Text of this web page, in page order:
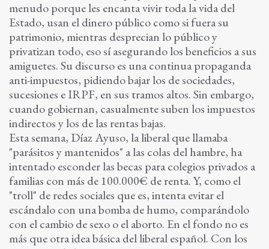
menudo porque les encanta vivir toda la vida del
Estado, usan el dinero público como si fuera su
patrimonio, mientras desprecian lo público y
privatizan todo, eso sí asegurando los beneficios a sus
amiguetes. Su discurso es una continua propaganda
anti-impuestos, pidiendo bajar los de sociedades,
sucesiones e IRPF, en sus tramos altos. Sin embargo,
cuando gobiernan, casualmente suben los impuestos
indirectos y los de las rentas bajas.
Esta semana, Díaz Ayuso, la liberal que llamaba
"parásitos y mantenidos" a las colas del hambre, ha
intentado esconder las becas para colegios privados a
familias con más de 100.000€ de renta. Y, como el
"troll" de redes sociales que es, intenta evitar el
escándalo con una bomba de humo, comparándolo
con el cambio de sexo o el aborto. En el fondo no es
más que otra idea básica del liberal español. Con los